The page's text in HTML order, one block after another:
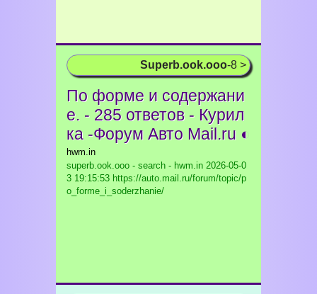
Superb.ook.ooo-8 >
По форме и содержани
е. - 285 ответов - Курил
ка -Форум Авто Mail.ru ◐
hwm.in
superb.ook.ooo - search - hwm.in 2026-05-0
3 19:15:53 https://auto.mail.ru/forum/topic/p
o_forme_i_soderzhanie/